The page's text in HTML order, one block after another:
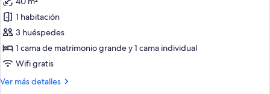
vistas
al
jardín
fotos
de
Habitación
triple
superior,
terraza,
vistas
1 habitación
3 huéspedes
1 cama de matrimonio grande y 1 cama individual
Wifi gratis
Ver más detalles
Más